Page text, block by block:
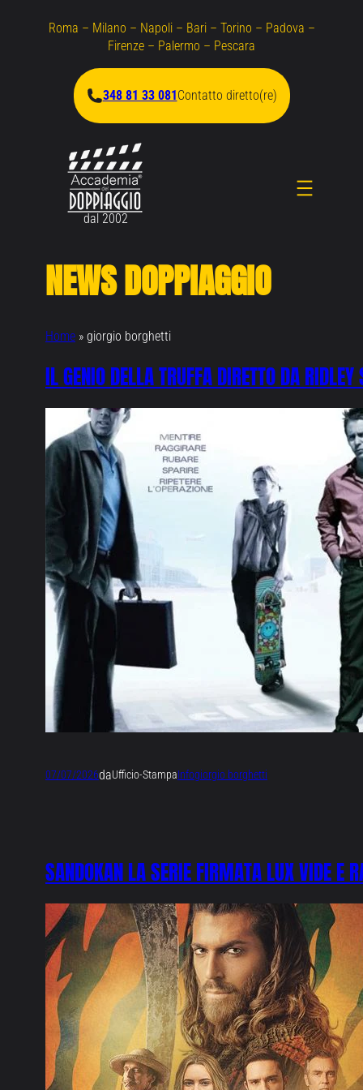
Roma – Milano – Napoli – Bari – Torino – Padova –
Firenze – Palermo – Pescara
348 81 33 081Contatto diretto(re)
dal 2002
NEWS DOPPIAGGIO
Home » giorgio borghetti
IL GENIO DELLA TRUFFA DIRETTO DA
07/07/2026daUfficio-StampaInfogiorgio borghetti
SANDOKAN LA SERIE FIRMATA LUX VIDE E